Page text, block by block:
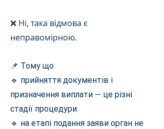
❌ Ні, така відмова є
неправомірною.
📌 Тому що:
🔹 прийняття документів і
призначення виплати — це різні
стадії процедури;
🔹 на етапі подання заяви орган не